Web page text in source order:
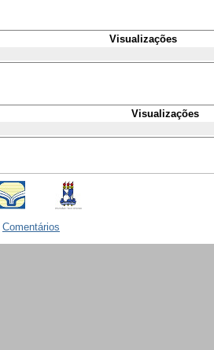
Visualizações
Visualizações
Comentários